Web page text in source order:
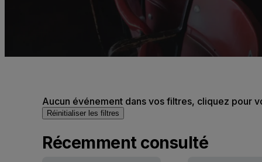
Aucun événement dans vos filtres, cliquez pour
Réinitialiser les filtres
Récemment consulté